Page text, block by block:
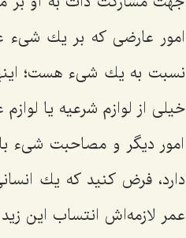
امور عارضى كه بر یك شیء
نسبت به یك شیء هست؛
خیلى از لوازم شرعیه یا
امور دیگر و مصاحبت شیء
دارد، فرض كنید كه یك
عمر لازمه‌اش انتساب این